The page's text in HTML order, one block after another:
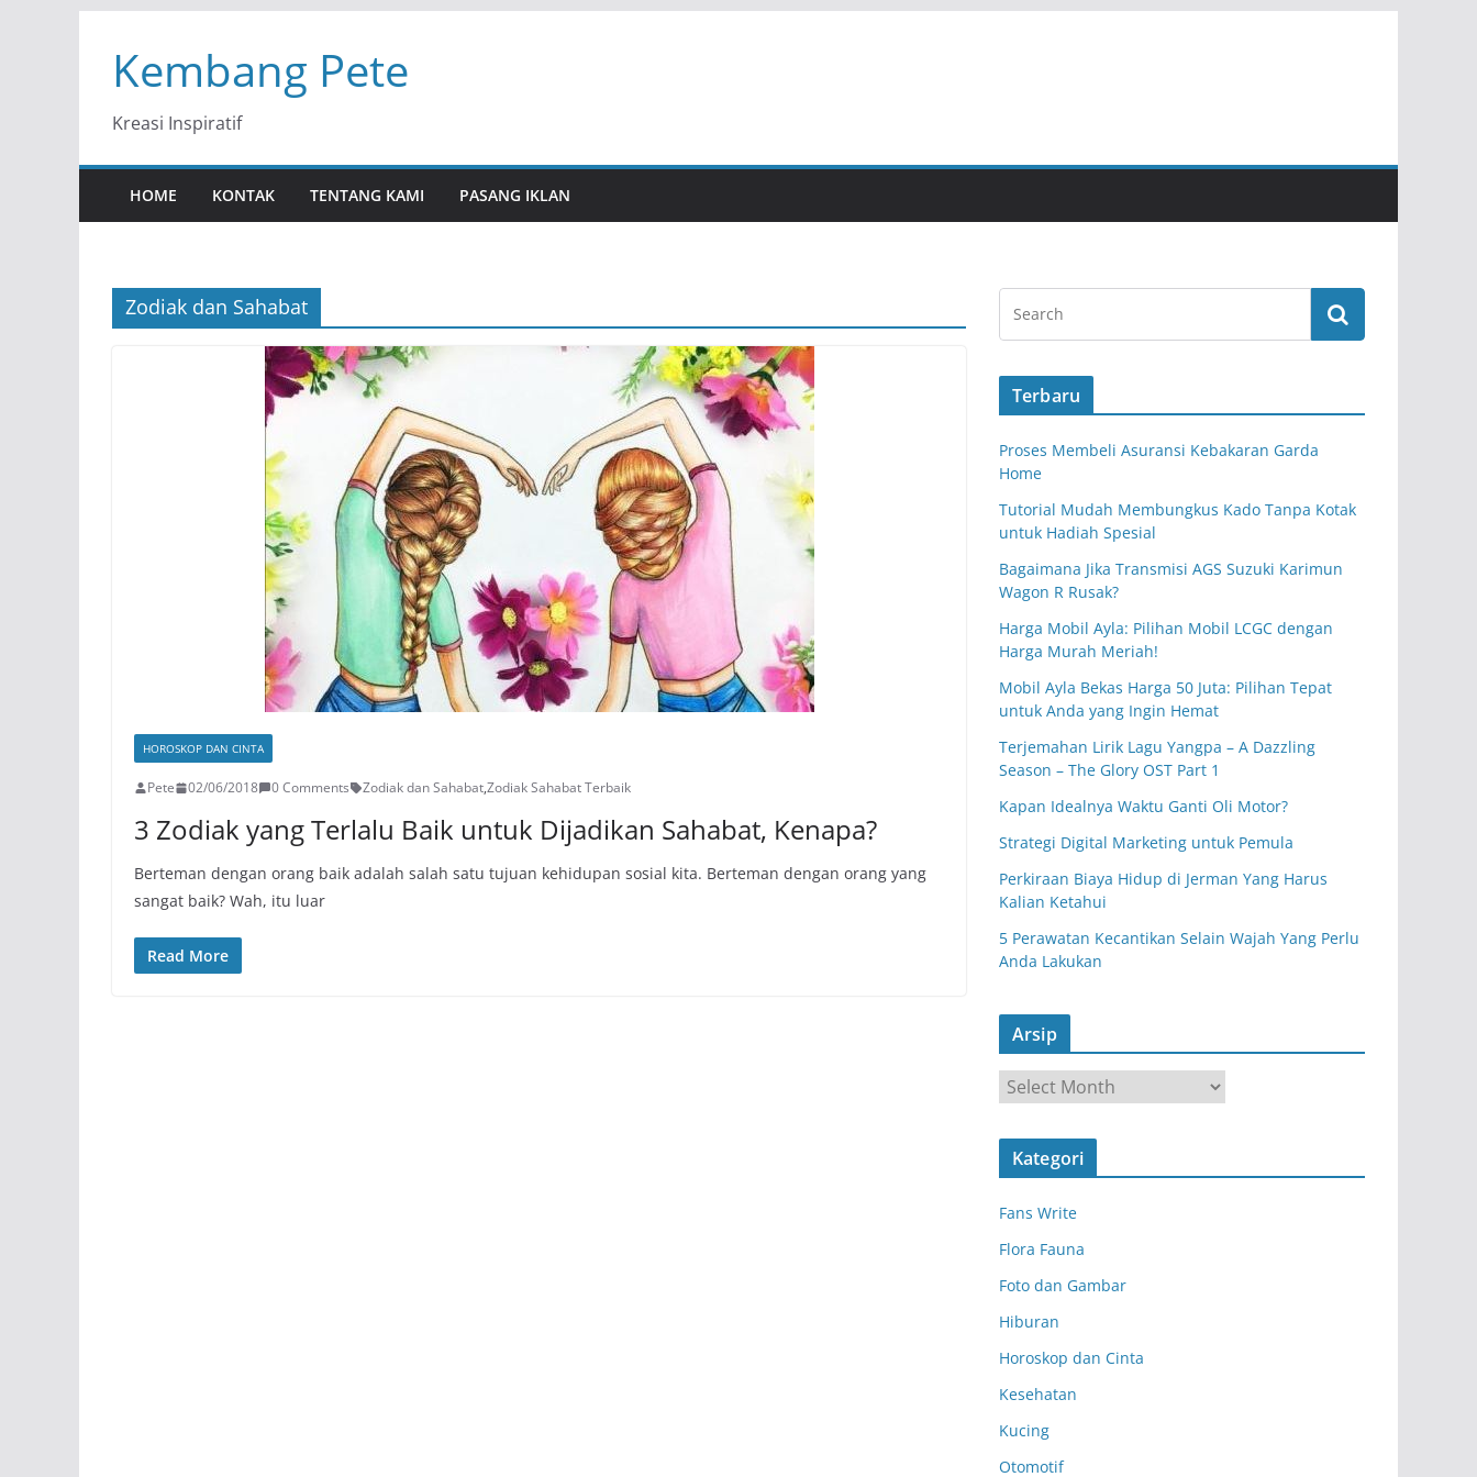
contentKembang Pete
Kreasi Inspiratif
HOME KONTAK TENTANG KAMI PASANG IKLAN
Zodiak dan Sahabat
HOROSKOP DAN CINTA
Pete 02/06/2018 0 Comments Zodiak dan Sahabat,Zodiak Sahabat Terbaik
3 Zodiak yang Terlalu Baik untuk Dijadikan Sahabat, Kenapa?
Berteman dengan orang baik adalah salah satu tujuan kehidupan sosial kita. Berteman dengan orang yang
sangat baik? Wah, itu luar
Read More
Terbaru
Proses Membeli Asuransi Kebakaran Garda
Home
Tutorial Mudah Membungkus Kado Tanpa Kotak
untuk Hadiah Spesial
Bagaimana Jika Transmisi AGS Suzuki Karimun
Wagon R Rusak?
Harga Mobil Ayla: Pilihan Mobil LCGC dengan
Harga Murah Meriah!
Mobil Ayla Bekas Harga 50 Juta: Pilihan Tepat
untuk Anda yang Ingin Hemat
Terjemahan Lirik Lagu Yangpa – A Dazzling
Season – The Glory OST Part 1
Kapan Idealnya Waktu Ganti Oli Motor?
Strategi Digital Marketing untuk Pemula
Perkiraan Biaya Hidup di Jerman Yang Harus
Kalian Ketahui
5 Perawatan Kecantikan Selain Wajah Yang Perlu
Anda Lakukan
Arsip
r
s
Kategori
Fans Write
Flora Fauna
Foto dan Gambar
Hiburan
Horoskop dan Cinta
Kesehatan
Kucing
Otomotif